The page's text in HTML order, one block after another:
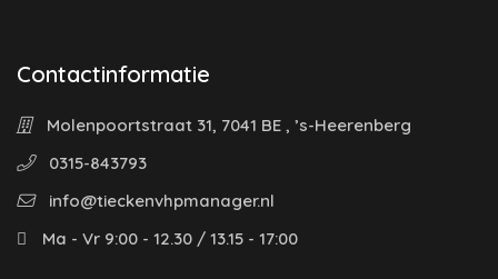
Contactinformatie
Molenpoortstraat 31, 7041 BE , ’s-Heerenberg
0315-843793
info@tieckenvhpmanager.nl
Ma - Vr 9:00 - 12.30 / 13.15 - 17:00